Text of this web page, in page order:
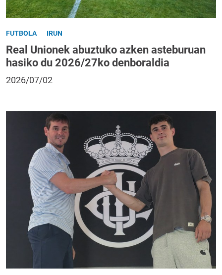
FUTBOLA IRUN
Real Unionek abuztuko azken asteburuan
hasiko du 2026/27ko denboraldia
2026/07/02